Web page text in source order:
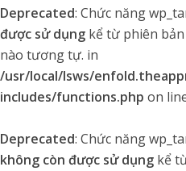
Deprecated: Chức năng
được sử dụng kể từ phiên
nào tương tự. in
/usr/local/lsws/
includes/functions.php on
Deprecated: Chức năng
không còn được sử dụng kể